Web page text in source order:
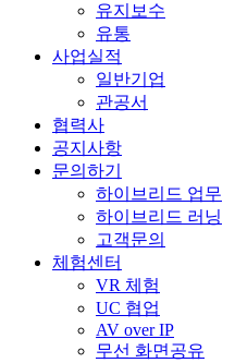
유지보수
유통
사업실적
일반기업
관공서
협력사
공지사항
문의하기
하이브리드 업무
하이브리드 러닝
고객문의
체험센터
VR 체험
UC 협업
AV over IP
무선 화면공유